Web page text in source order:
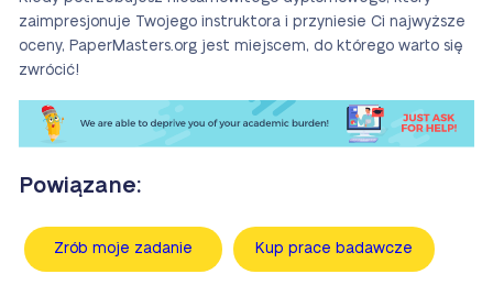
zaimpresjonuje Twojego instruktora i przyniesie Ci najwyższe
oceny, PaperMasters.org jest miejscem, do którego warto się
zwrócić!
Powiązane:
Zrób moje zadanie Kup prace badawcze